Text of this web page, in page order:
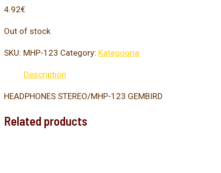
4.92€
Out of stock
SKU: MHP-123 Category: Kategooria
Description
HEADPHONES STEREO/MHP-123 GEMBIRD
Related products